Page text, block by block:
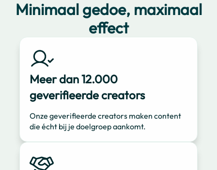
Minimaal gedoe, maximaal
effect
Meer dan 12.000
geverifieerde creators
Onze geverifieerde creators maken content
die écht bij je doelgroep aankomt.